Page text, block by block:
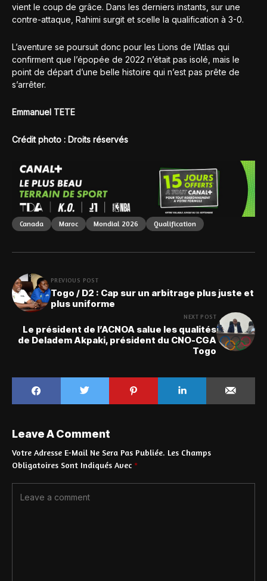
vient le coup de grâce. Dans les derniers instants, sur une
contre-attaque, Rahimi surgit et scelle la qualification à 3-0.
L’aventure se poursuit donc pour les Lions de l’Atlas qui
confirment que l’épopée de 2022 n’était pas isolé, mais le
point de départ d’une belle histoire qui n’est pas prête de
s’arrêter.
Emmanuel TETE
Crédit photo : Droits réservés
Canada Maroc Mondial 2026 Qualification
PREVIOUS POST
Togo / D2 : Cap sur un arbitrage plus juste et
plus uniforme
NEXT POST
Le président de l’ACNOA salue les qualités
de Deladem Akpaki, président du CNO-CGA
Togo
Leave A Comment
Votre Adresse E-Mail Ne Sera Pas Publiée. Les Champs
Obligatoires Sont Indiqués Avec *